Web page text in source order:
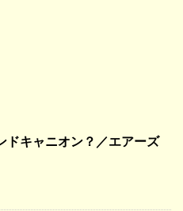
ドキャニオン？／エアーズ